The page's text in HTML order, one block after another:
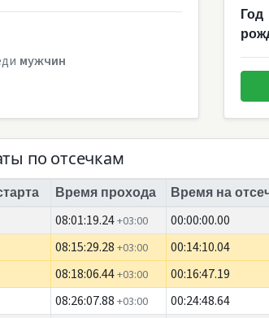
мужчин
Год
по отсечкам
Время прохода Время на
08:01:19.24+03:00 00:00:00.00
08:15:29.28 +03:00 00:14:10.04
08:18:06.44+03:00 00:16:47.19
08:26:07.88 +03:00 00:24:48.64